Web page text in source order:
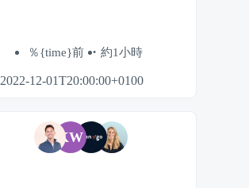
％{time}前 約1小時
2022-12-01T20:00:00+0100
KW